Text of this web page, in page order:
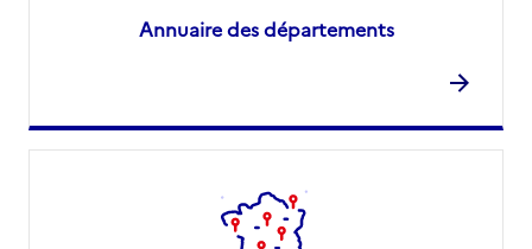
Annuaire des départements